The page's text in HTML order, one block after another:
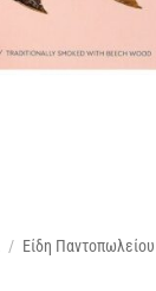
/ Είδη Παντοπωλείου